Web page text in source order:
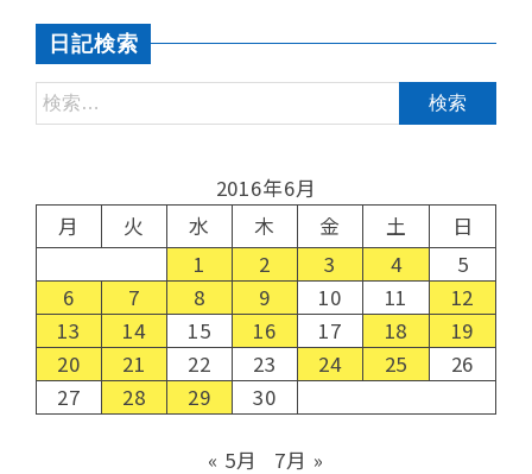
日記検索
2016年6月
月
火 水 木 金 土
日
1
2 3 4
5
6
7 8 9 10 11
12
13
14 15 16 17 18
19
20
21 22 23 24 25
26
27
28 29 30
« 5月 7月 »